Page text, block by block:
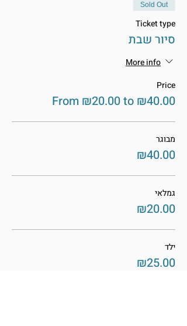
Sold Out
Ticket type
סיור שבת
More info
Price
From ₪20.00 to ₪40.00
מבוגר
₪40.00
גמלאי
₪20.00
ילד
₪25.00